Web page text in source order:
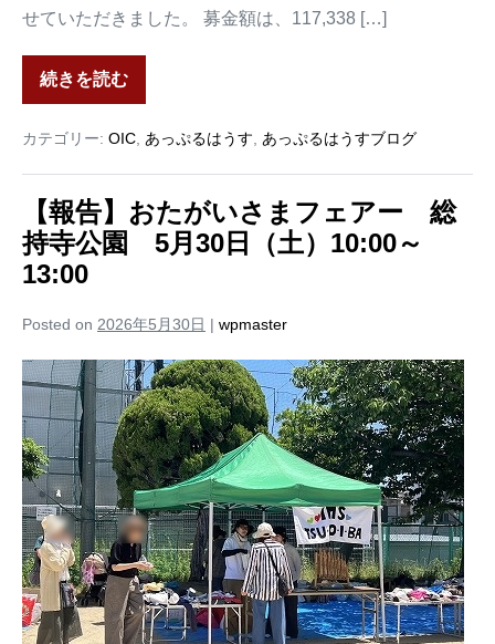
せていただきました。 募金額は、117,338 […]
続きを読む
カテゴリー: OIC, あっぷるはうす, あっぷるはうすブログ
【報告】おたがいさまフェアー 総
持寺公園 5月30日（土）10:00～
13:00
Posted on 2026年5月30日 | wpmaster